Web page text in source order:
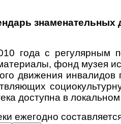
знаменательных
года с регулярным
фонд музея
движения
доступна в
ежегодно